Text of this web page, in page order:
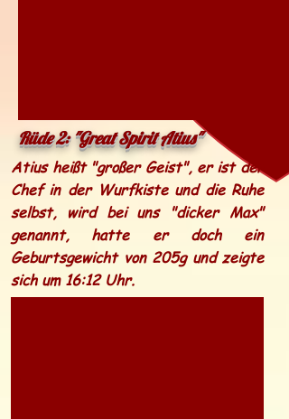
Rüde 2: "Great Spirit Atius"
Atius heißt "großer Geist", er ist der
Chef in der Wurfkiste und die Ruhe
selbst, wird bei uns "dicker Max"
genannt, hatte er doch ein
Geburtsgewicht von 205g und zeigte
sich um 16:12 Uhr.